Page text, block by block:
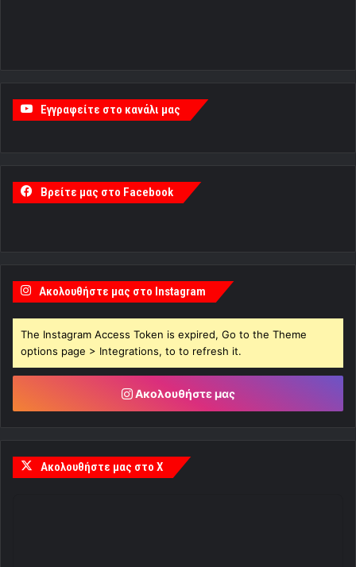
Εγγραφείτε στο κανάλι μας
Βρείτε μας στο Facebook
Ακολουθήστε μας στο Instagram
The Instagram Access Token is expired, Go to the Theme
options page > Integrations, to to refresh it.
Ακολουθήστε μας
Ακολουθήστε μας στο X